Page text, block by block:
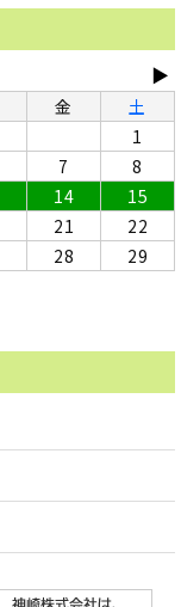
▶
金
土
1
7
8
14
15
21
22
28
29